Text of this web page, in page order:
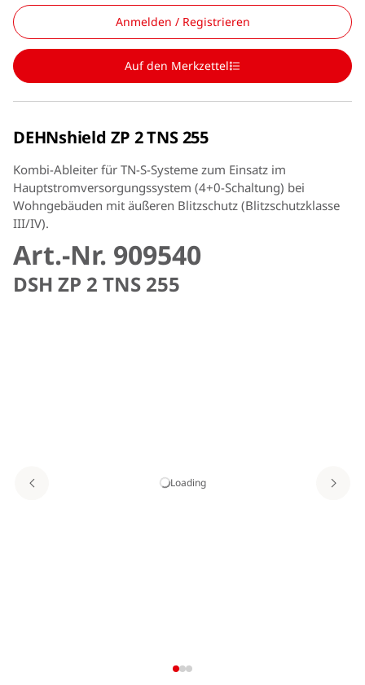
Anmelden / Registrieren
Auf den Merkzettel
DEHNshield ZP 2 TNS 255
Kombi-Ableiter für TN-S-Systeme zum Einsatz im
Hauptstromversorgungssystem (4+0-Schaltung) bei
Wohngebäuden mit äußeren Blitzschutz (Blitzschutzklasse
III/IV).
Art.-Nr. 909540
DSH ZP 2 TNS 255
Loading